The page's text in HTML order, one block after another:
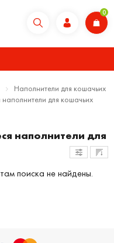
0
Наполнители для кошачьих
для кошачьих
наполнители для
поиска не найдены.